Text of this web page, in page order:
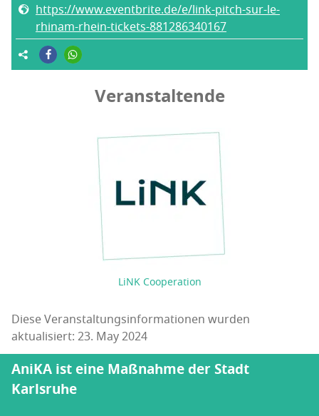
https://www.eventbrite.de/e/link-pitch-sur-le-
rhinam-rhein-tickets-881286340167
Veranstaltende
LiNK Cooperation
Diese Veranstaltungsinformationen wurden
aktualisiert: 23. May 2024
AniKA ist eine Maßnahme der Stadt
Karlsruhe